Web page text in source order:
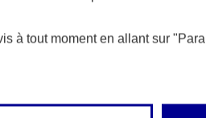
à tout moment en allant sur